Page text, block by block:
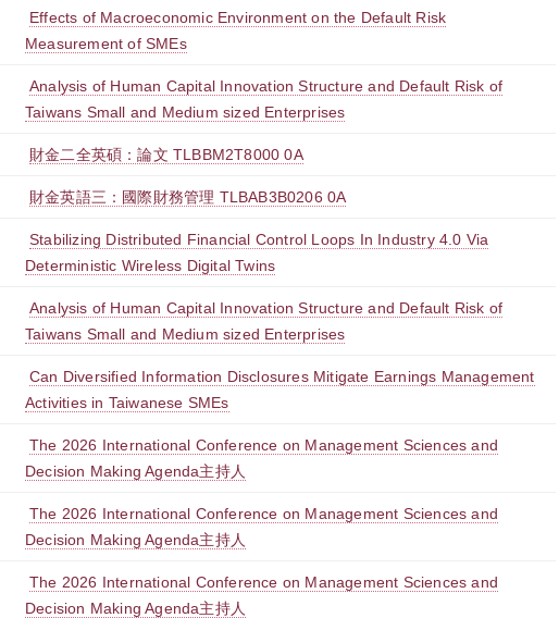
Effects of Macroeconomic Environment on the Default Risk
Measurement of SMEs
Analysis of Human Capital Innovation Structure and Default Risk of
Taiwans Small and Medium sized Enterprises
財金二全英碩：論文 TLBBM2T8000 0A
財金英語三：國際財務管理 TLBAB3B0206 0A
Stabilizing Distributed Financial Control Loops In Industry 4.0 Via
Deterministic Wireless Digital Twins
Analysis of Human Capital Innovation Structure and Default Risk of
Taiwans Small and Medium sized Enterprises
Can Diversified Information Disclosures Mitigate Earnings Management
Activities in Taiwanese SMEs
The 2026 International Conference on Management Sciences and
Decision Making Agenda主持人
The 2026 International Conference on Management Sciences and
Decision Making Agenda主持人
The 2026 International Conference on Management Sciences and
Decision Making Agenda主持人